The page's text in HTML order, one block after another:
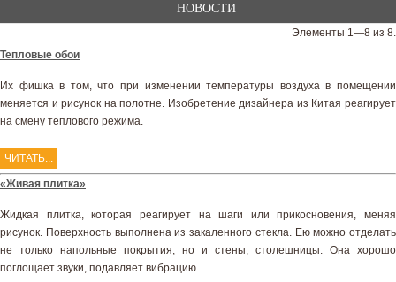
НОВОСТИ
Элементы 1—8 из 8.
Тепловые обои
Их фишка в том, что при изменении температуры воздуха в помещении
меняется и рисунок на полотне. Изобретение дизайнера из Китая реагирует
на смену теплового режима.
ЧИТАТЬ...
«Живая плитка»
Жидкая плитка, которая реагирует на шаги или прикосновения, меняя
рисунок. Поверхность выполнена из закаленного стекла. Ею можно отделать
не только напольные покрытия, но и стены, столешницы. Она хорошо
поглощает звуки, подавляет вибрацию.